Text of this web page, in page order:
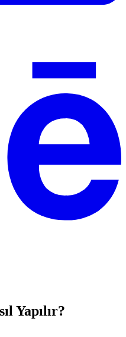
Yapılır?